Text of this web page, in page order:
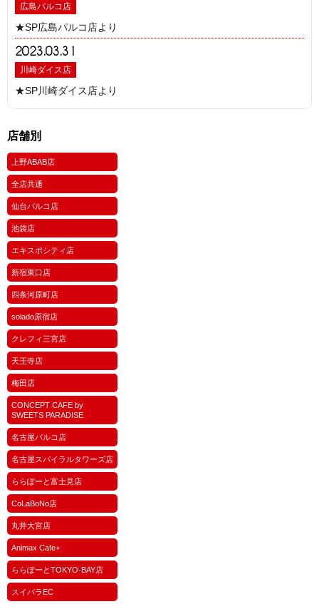
広島パルコ店
★SP広島パルコ店より
2023.03.31
川崎ダイス店
★SP川崎ダイス店より
店舗別
上野ABAB店
全店共通
仙台パルコ店
池袋店
エキスポシティ店
新宿東口店
四条河原町店
solado原宿店
クレフィ三宮店
天王寺店
梅田店
CONCEPT CAFE by
SWEETS PARADISE
名古屋パルコ店
名古屋スパイラルタワーズ店
ららぽーと富士見店
CoLaBoNo店
丸井大宮店
Animax Cafe+
ららぽーとTOKYO-BAY店
スイパラEC